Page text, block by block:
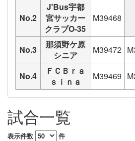
No.2
J'Bus宇都
宮サッカー
クラブO-35
M39468
No.3
那須野ケ原
シニア
M39472
No.4
ＦＣＢｒａ
ｓｉｎａ
M39469
試合一覧
表示件数 件